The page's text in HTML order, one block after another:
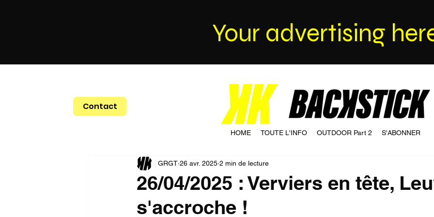
Your advertising
Contact
HOME TOUTE L'INFO OUTDOOR Part 2 S'ABONNER
26/04/2025 : Verviers en tête,
s'accroche !
GRGT 26 avr. 2025 2 min de lecture